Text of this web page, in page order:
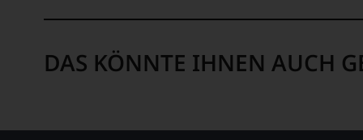
aber
mehr.
aber
nach
DAS KÖNNTE IHNEN AUCH